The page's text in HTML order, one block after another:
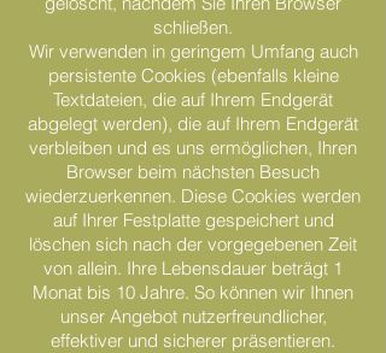
schließen.
Wir verwenden in geringem Umfang auch
persistente Cookies (ebenfalls kleine
Textdateien, die auf Ihrem Endgerät
abgelegt werden), die auf Ihrem Endgerät
verbleiben und es uns ermöglichen, Ihren
Browser beim nächsten Besuch
wiederzuerkennen. Diese Cookies werden
auf Ihrer Festplatte gespeichert und
löschen sich nach der vorgegebenen Zeit
von allein. Ihre Lebensdauer beträgt 1
Monat bis 10 Jahre. So können wir Ihnen
unser Angebot nutzerfreundlicher,
effektiver und sicherer präsentieren.